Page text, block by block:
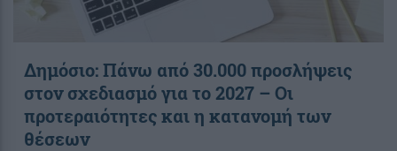
Δημόσιο: Πάνω από 30.000 προσλήψεις
στον σχεδιασμό για το 2027 – Οι
προτεραιότητες και η κατανομή των
θέσεων